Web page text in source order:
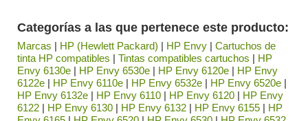
Categorías a las que pertenece este producto:
Marcas | HP (Hewlett Packard) | HP Envy | Cartuchos de
tinta HP compatibles | Tintas compatibles cartuchos | HP
Envy 6130e | HP Envy 6530e | HP Envy 6120e | HP Envy
6122e | HP Envy 6110e | HP Envy 6532e | HP Envy 6520e |
HP Envy 6132e | HP Envy 6110 | HP Envy 6120 | HP Envy
6122 | HP Envy 6130 | HP Envy 6132 | HP Envy 6155 | HP